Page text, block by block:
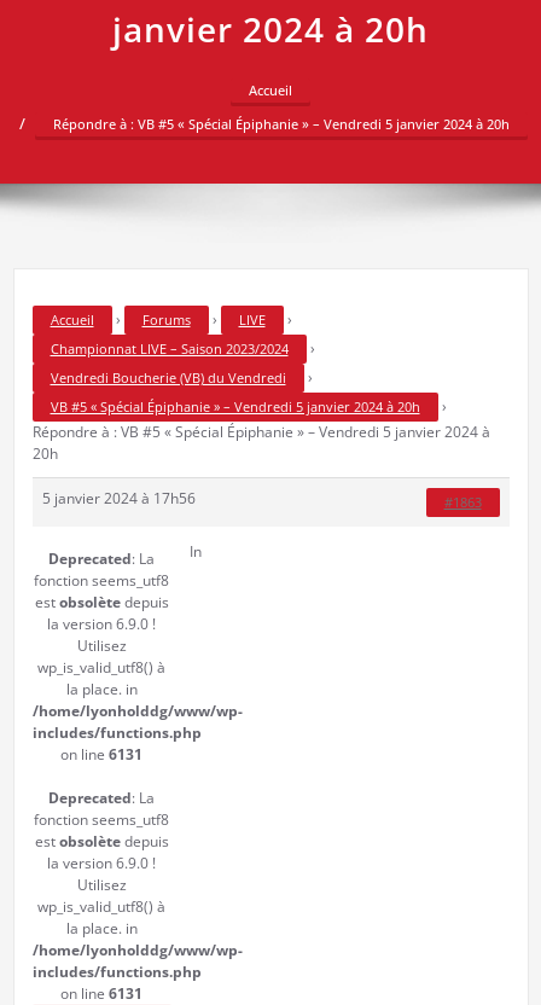
janvier 2024 à 20h
Accueil
Répondre à : VB #5 « Spécial Épiphanie » – Vendredi 5 janvier 2024 à 20h
Accueil › Forums › LIVE ›
Championnat LIVE – Saison 2023/2024 ›
Vendredi Boucherie (VB) du Vendredi ›
VB #5 « Spécial Épiphanie » – Vendredi 5 janvier 2024 à 20h
›
Répondre à : VB #5 « Spécial Épiphanie » – Vendredi 5 janvier 2024 à
20h
5 janvier 2024 à 17h56 #1863
Deprecated: La
fonction seems_utf8
estobsolètedepuis
la version 6.9.0 !
Utilisez
wp_is_valid_utf8() à
la place. in
/home/lyonholddg/www/wp-
includes/functions.php
on line 6131
Deprecated: La
fonction seems_utf8
estobsolètedepuis
la version 6.9.0 !
Utilisez
wp_is_valid_utf8() à
la place. in
/home/lyonholddg/www/wp-
includes/functions.php
on line 6131
In